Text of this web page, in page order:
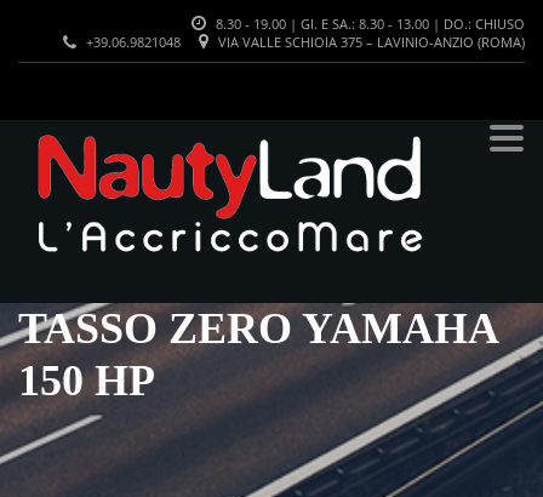
8.30 - 19.00 | GI. E SA.: 8.30 - 13.00 | DO.: CHIUSO
VIA VALLE SCHIOIA 375 – LAVINIO-ANZIO (ROMA)
+39.06.9821048
TASSO ZERO YAMAHA
150 HP